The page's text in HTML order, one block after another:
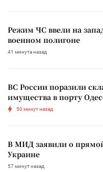
Режим ЧС ввели на
военном полигоне
41 минута назад
ВС России поразили
имущества в порту
50 минут назад
В МИД заявили о
Украине
57 минут назад